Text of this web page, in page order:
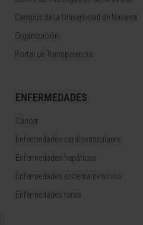
Campus de la Universidad de Navarra
Organización
Portal de Transparencia
ENFERMEDADES
Cáncer
Enfermedades cardiovasculares
Enfermedades hepáticas
Enfermedades sistema nervioso
Enfermedades raras